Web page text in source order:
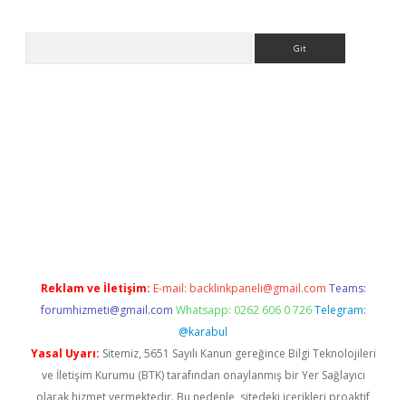
Reklam ve İletişim: E-mail: backlinkpaneli@gmail.com Teams:
forumhizmeti@gmail.com Whatsapp: 0262 606 0 726 Telegram:
@karabul
Yasal Uyarı: Sitemiz, 5651 Sayılı Kanun gereğince Bilgi Teknolojileri
ve İletişim Kurumu (BTK) tarafından onaylanmış bir Yer Sağlayıcı
olarak hizmet vermektedir. Bu nedenle, sitedeki içerikleri proaktif